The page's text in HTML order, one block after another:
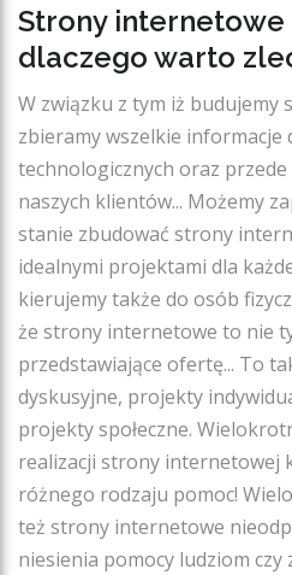
Strony internetowe
dlaczego warto
W związku z tym iż budujemy
zbieramy wszelkie informacje
technologicznych oraz
naszych klientów... Możemy
stanie zbudować strony
idealnymi projektami dla
kierujemy także do osób
że strony internetowe to nie
przedstawiające ofertę... To
dyskusyjne, projekty
projekty społeczne.
realizacji strony internetowej
różnego rodzaju pomoc!
też strony internetowe
niesienia pomocy ludziom czy